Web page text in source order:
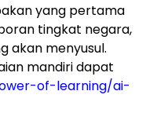
yang pertama
tingkat negara,
akan menyusul.
mandiri dapat
of-learning/ai-